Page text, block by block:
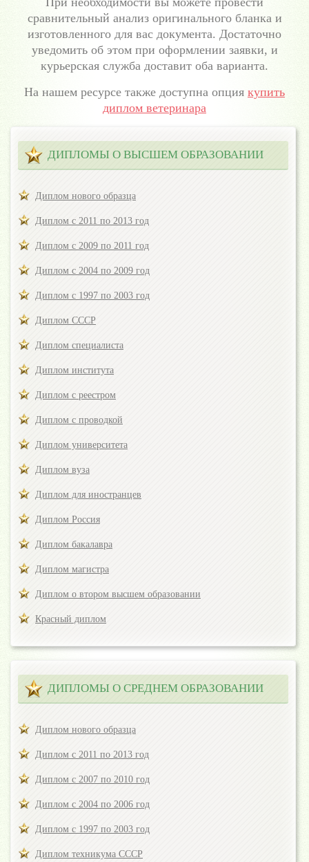
сравнительный анализ оригинального бланка и
изготовленного для вас документа. Достаточно
уведомить об этом при оформлении заявки, и
курьерская служба доставит оба варианта.
На нашем ресурсе также доступна опция купить
диплом ветеринара
ДИПЛОМЫ О ВЫСШЕМ ОБРАЗОВАНИИ
Диплом нового образца
Диплом с 2011 по 2013 год
Диплом с 2009 по 2011 год
Диплом с 2004 по 2009 год
Диплом с 1997 по 2003 год
Диплом СССР
Диплом специалиста
Диплом института
Диплом с реестром
Диплом с проводкой
Диплом университета
Диплом вуза
Диплом для иностранцев
Диплом Россия
Диплом бакалавра
Диплом магистра
Диплом о втором высшем образовании
Красный диплом
ДИПЛОМЫ О СРЕДНЕМ ОБРАЗОВАНИИ
Диплом нового образца
Диплом с 2011 по 2013 год
Диплом с 2007 по 2010 год
Диплом с 2004 по 2006 год
Диплом с 1997 по 2003 год
Диплом техникума СССР